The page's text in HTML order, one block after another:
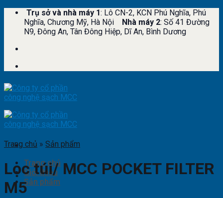
Skip
content
Trụ sở và nhà máy 1: Lô CN-2, KCN Phú Nghĩa, Phú
Nghĩa, Chương Mỹ, Hà Nội
Nhà máy 2: Số 41 Đường
N9, Đông An, Tân Đông Hiệp, Dĩ An, Bình Dương
Trang chủ
Giới thiệu
Sản phẩm
Trang chủ » Sản phẩm
Lọc túi/ MCC POCKET FILTER
M5